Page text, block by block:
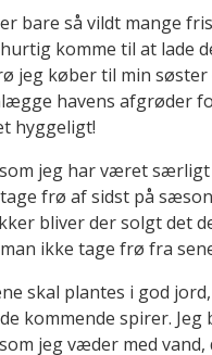
bare så vildt mange
komme til at lade
jeg køber til min
havens afgrøder
hyggeligt!
jeg har været
frø af sidst på
bliver der solgt det
ikke tage frø fra
skal plantes i god
kommende spirer.
jeg væder med